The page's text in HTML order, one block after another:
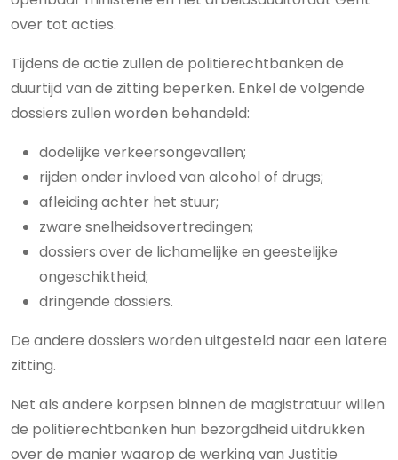
over tot acties.
Tijdens de actie zullen de politierechtbanken de
duurtijd van de zitting beperken. Enkel de volgende
dossiers zullen worden behandeld:
dodelijke verkeersongevallen;
rijden onder invloed van alcohol of drugs;
afleiding achter het stuur;
zware snelheidsovertredingen;
dossiers over de lichamelijke en geestelijke
ongeschiktheid;
dringende dossiers.
De andere dossiers worden uitgesteld naar een latere
zitting.
Net als andere korpsen binnen de magistratuur willen
de politierechtbanken hun bezorgdheid uitdrukken
over de manier waarop de werking van Justitie